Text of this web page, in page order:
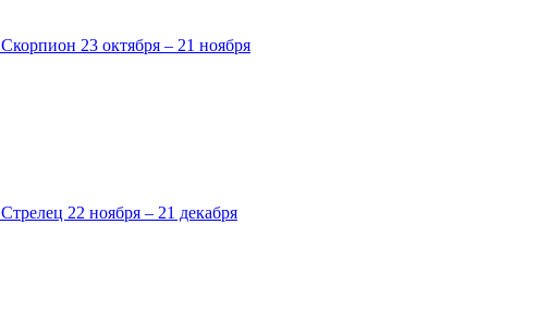
Скорпион 23 октября – 21 ноября
Стрелец 22 ноября – 21 декабря